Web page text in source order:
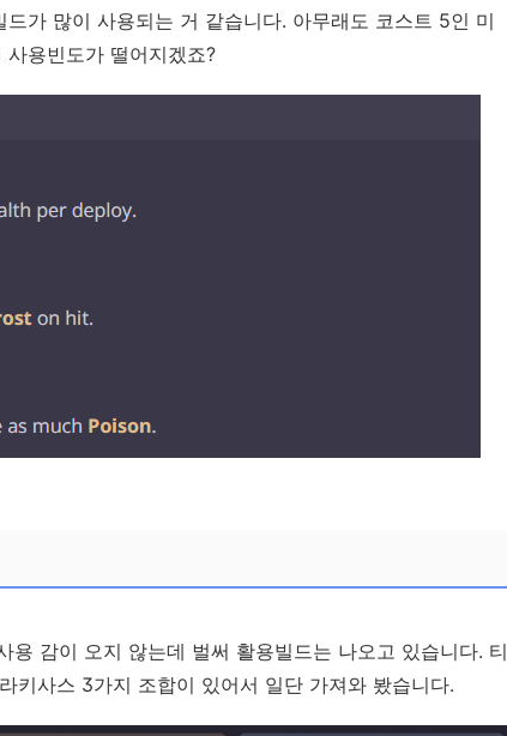
가 많이 사용되는 거 같습니다. 아무래도 코스트 5인 미
용빈도가 떨어지겠죠?
용 감이 오지 않는데 벌써 활용빌드는 나오고 있습니다. 티
키사스 3가지 조합이 있어서 일단 가져와 봤습니다.